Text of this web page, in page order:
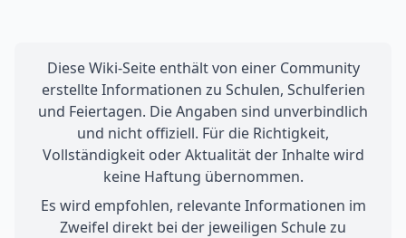
Diese Wiki-Seite enthält von einer Community
erstellte Informationen zu Schulen, Schulferien
und Feiertagen. Die Angaben sind unverbindlich
und nicht offiziell. Für die Richtigkeit,
Vollständigkeit oder Aktualität der Inhalte wird
keine Haftung übernommen.
Es wird empfohlen, relevante Informationen im
Zweifel direkt bei der jeweiligen Schule zu